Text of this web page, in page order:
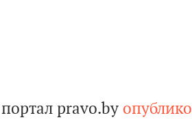
pravo.by